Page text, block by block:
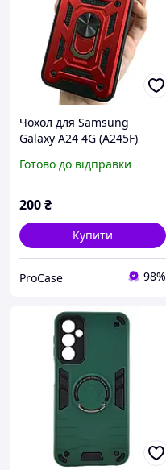
Чохол для Samsung
Galaxy A24 4G (A245F)
зі шторкою для камери
Готово до відправки
200₴
Купити
ProCase 98%